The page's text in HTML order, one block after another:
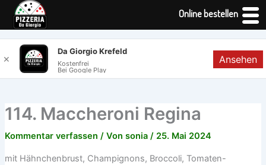
Inhalt
springen
114. Maccheroni Regina
Kommentar verfassen / Von sonia / 25. Mai 2024
mit Hähnchenbrust, Champignons, Broccoli, Tomaten-
Online bestellen
✕
Da Giorgio Krefeld
Kostenfrei
Bei Google Play
Ansehen